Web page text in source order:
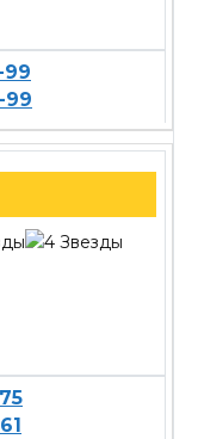
99
99